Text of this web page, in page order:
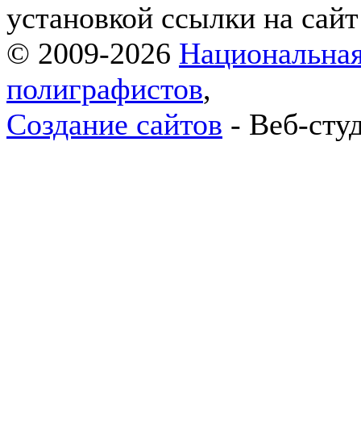
установкой ссылки на
© 2009-2026
полиграфистов,
Создание сайтов - Веб-